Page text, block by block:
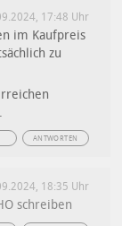
17:48 Uhr
im Kaufpreis
zu
ANTWORTEN
18:35 Uhr
schreiben